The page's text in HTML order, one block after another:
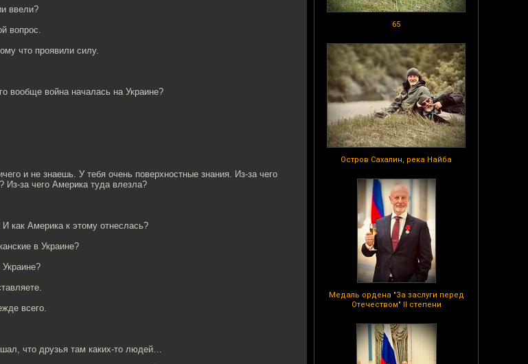
65
Остров Сахалин, река Найба
Медаль ордена "За заслуги перед
Отечеством" II степени
ввели?
вопрос.
что проявили силу.
вообще война началась на Украине?
и не знаешь. У тебя очень поверхностные знания. Из-за чего
Из-за чего Америка туда влезла?
как Америка к этому отнеслась?
в Украине?
всего.
что друзья там каких-то людей…